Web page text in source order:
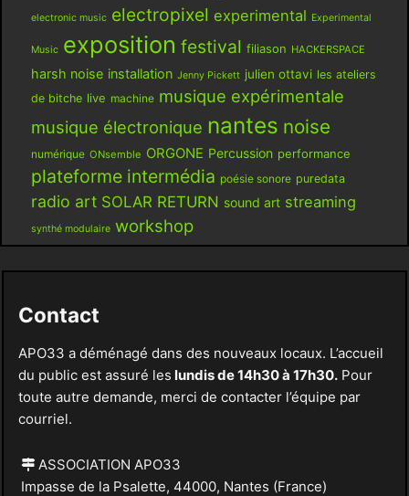
electronic music electropixel experimental Experimental
Music exposition festival filiason HACKERSPACE
harsh noise installation Jenny Pickett julien ottavi les ateliers
de bitche live machine musique expérimentale
musique électronique nantes noise
numérique ONsemble ORGONE Percussion performance
plateforme intermédia poésie sonore puredata
radio art SOLAR RETURN sound art streaming
synthé modulaire workshop
Contact
APO33 a déménagé dans des nouveaux locaux. L’accueil
du public est assuré les lundis de 14h30 à 17h30.Pour
toute autre demande, merci de contacter l’équipe par
courriel.
ASSOCIATION APO33
Impasse de la Psalette, 44000, Nantes (France)